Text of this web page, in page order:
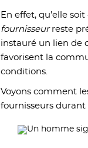
En effet, qu’elle
fournisseurreste
instauré un lien de
favorisent la
conditions.
Voyons comment
fournisseurs